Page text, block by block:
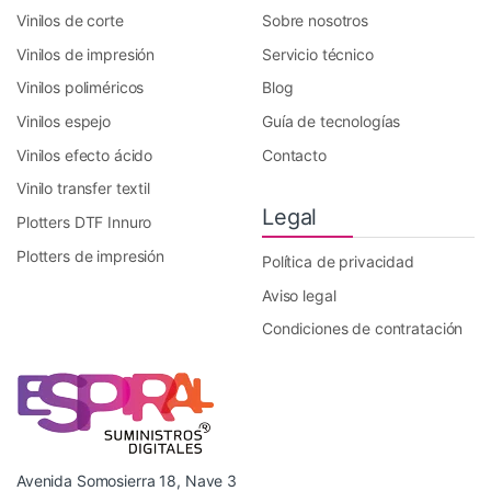
Vinilos de corte
Vinilos de impresión
Vinilos poliméricos
Vinilos espejo
Vinilos efecto ácido
Vinilo transfer textil
Plotters DTF Innuro
Plotters de impresión
Sobre nosotros
Servicio técnico
Blog
Guía de tecnologías
Contacto
Legal
Política de privacidad
Aviso legal
Condiciones de contratación
Avenida Somosierra 18, Nave 3